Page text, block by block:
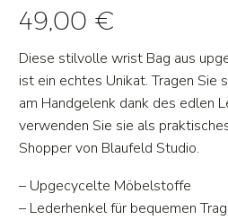
49,00 €
Diese stilvolle wrist Bag aus
ist ein echtes Unikat. Tragen Sie
am Handgelenk dank des edlen
verwenden Sie sie als
Shopper von Blaufeld Studio.
– Upgecycelte Möbelstoffe
– Lederhenkel für bequemen